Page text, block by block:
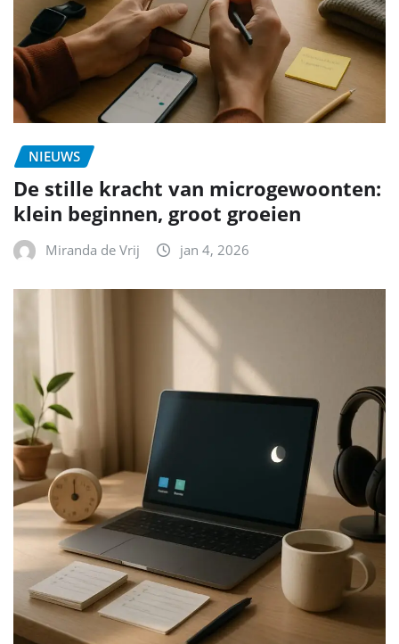
NIEUWS
De stille kracht van microgewoonten:
klein beginnen, groot groeien
Miranda de Vrij jan 4, 2026